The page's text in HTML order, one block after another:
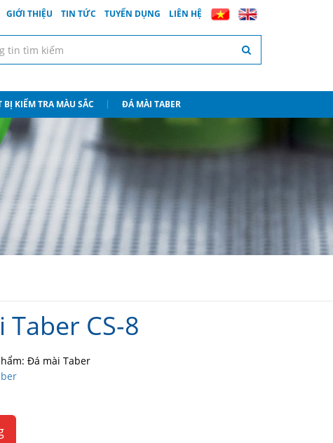
GIỚI THIỆU TIN TỨC TUYỂN DỤNG LIÊN HỆ
BỊ KIỂM TRA MÀU SẮC ĐÁ MÀI TABER
CS-8
Đá mài Taber